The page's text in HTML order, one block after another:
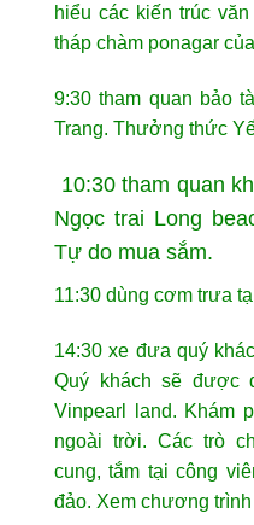
hiểu các kiến trúc
tháp chàm ponagar
9:30 tham quan bảo
Trang. Thưởng thức
10:30 tham quan
Ngọc trai Long
Tự do mua sắm.
11:30 dùng cơm trưa
14:30 xe đưa quý
Quý khách sẽ được
Vinpearl land. Khám
ngoài trời. Các trò
cung, tắm tại công
đảo. Xem chương